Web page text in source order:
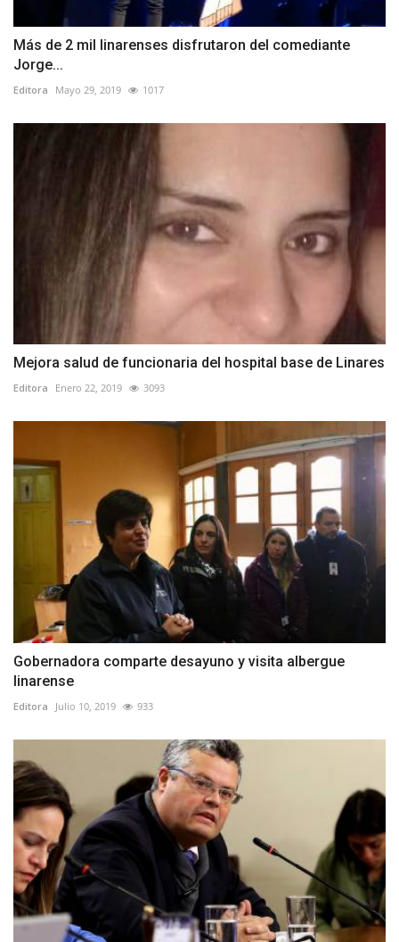
Más de 2 mil linarenses disfrutaron del comediante
Jorge...
Editora Mayo 29, 2019 1017
Mejora salud de funcionaria del hospital base de Linares
Editora Enero 22, 2019 3093
Gobernadora comparte desayuno y visita albergue
linarense
Editora Julio 10, 2019 933